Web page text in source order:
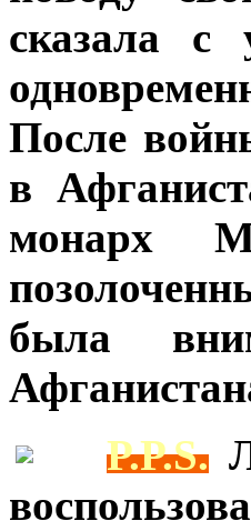
сказала с
После
в
монарх
была
P.P.S.